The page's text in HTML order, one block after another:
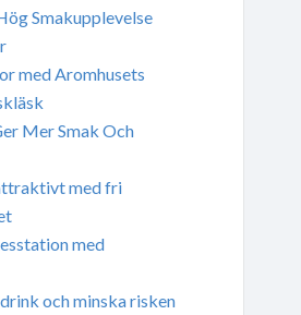
Smakupplevelse
med Aromhusets
Mer Smak Och
med fri
med
och minska risken